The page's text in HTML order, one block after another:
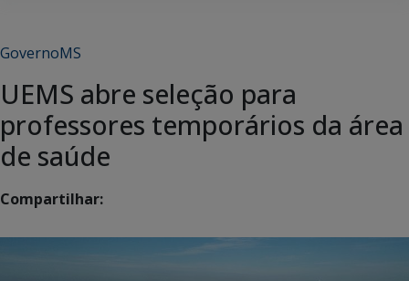
GovernoMS
UEMS abre seleção para
professores temporários da área
de saúde
Compartilhar: